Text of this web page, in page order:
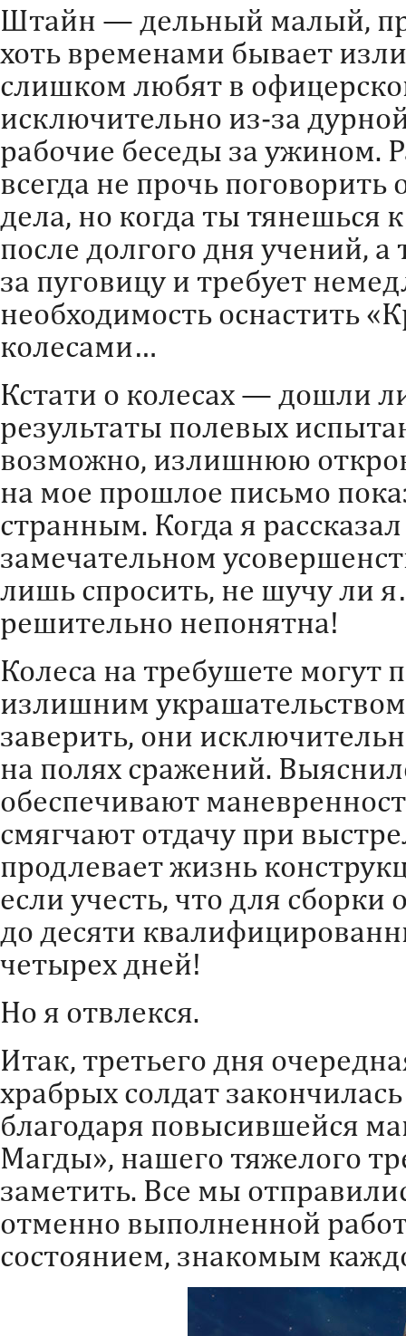
Штайн — дельный малый,
хоть временами бывает
слишком любят в
исключительно из-за
рабочие беседы за ужином.
всегда не прочь
дела, но когда ты тянешься
после долгого дня учений, а
за пуговицу и требует
необходимость оснастить
колесами…
Кстати о колесах — дошли
результаты полевых
возможно, излишнюю
на мое прошлое письмо
странным. Когда я
замечательном
лишь спросить, не шучу ли
решительно непонятна!
Колеса на требушете могут
излишним
заверить, они
на полях сражений.
обеспечивают
смягчают отдачу при
продлевает жизнь
если учесть, что для сборки
до десяти
четырех дней!
Но я отвлекся.
Итак, третьего дня
храбрых солдат
благодаря повысившейся
Магды», нашего тяжелого
заметить. Все мы
отменно выполненной
состоянием, знакомым